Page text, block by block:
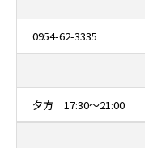
0954-62-3335
夕方 17:30～21:00